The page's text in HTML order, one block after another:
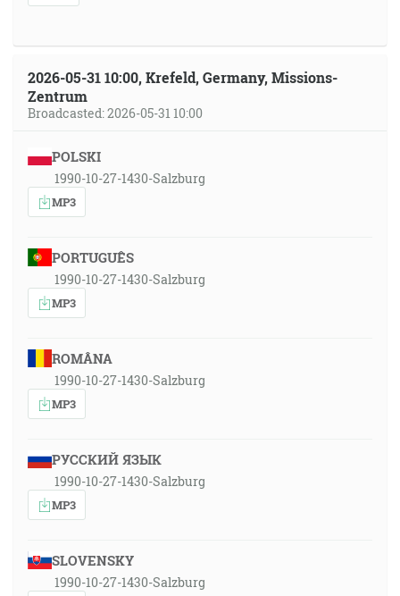
2026-05-31 10:00, Krefeld, Germany, Missions-
Zentrum
Broadcasted: 2026-05-31 10:00
POLSKI
1990-10-27-1430-Salzburg
MP3
PORTUGUÊS
1990-10-27-1430-Salzburg
MP3
ROMÂNA
1990-10-27-1430-Salzburg
MP3
РУССКИЙ ЯЗЫК
1990-10-27-1430-Salzburg
MP3
SLOVENSKY
1990-10-27-1430-Salzburg